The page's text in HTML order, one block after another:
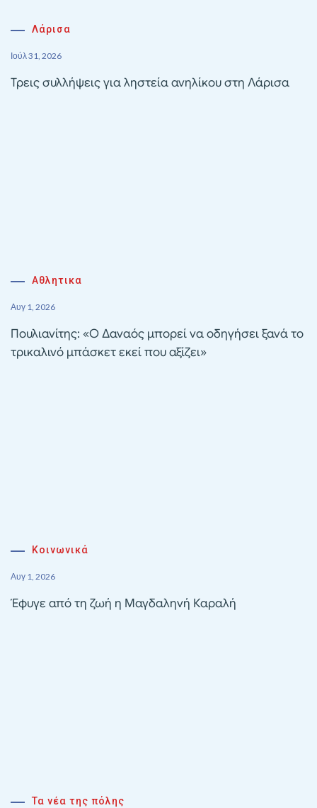
Λάρισα
Ιούλ 31, 2026
Τρεις συλλήψεις για ληστεία ανηλίκου στη Λάρισα
Αθλητικα
Αυγ 1, 2026
Πουλιανίτης: «Ο Δαναός μπορεί να οδηγήσει ξανά το
τρικαλινό μπάσκετ εκεί που αξίζει»
Κοινωνικά
Αυγ 1, 2026
Έφυγε από τη ζωή η Μαγδαληνή Καραλή
Τα νέα της πόλης